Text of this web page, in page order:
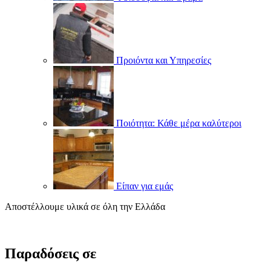
Προιόντα και Υπηρεσίες
Ποιότητα: Κάθε μέρα καλύτεροι
Είπαν για εμάς
Αποστέλλουμε υλικά σε όλη την Ελλάδα
Παραδόσεις σε